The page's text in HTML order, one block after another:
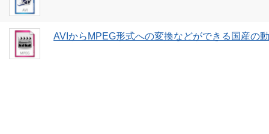
AVIからMPEG形式への変換などができる国産の